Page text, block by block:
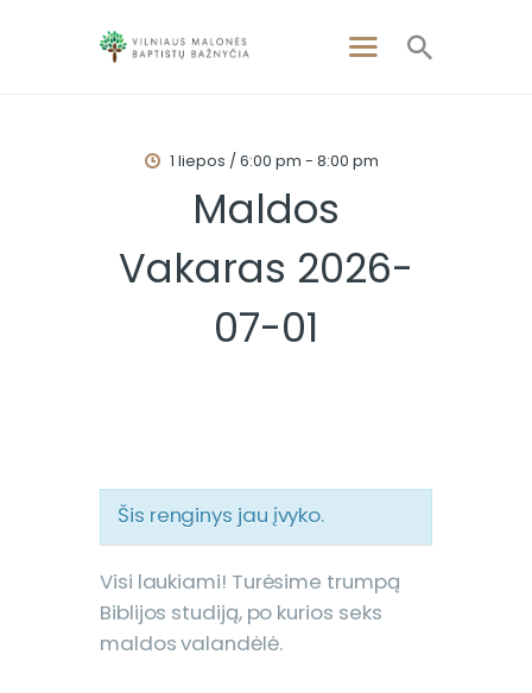
1 liepos / 6:00 pm - 8:00 pm
Maldos
Vakaras 2026-
07-01
PAGRINDINIS
APIE MUS
APSILANKYKITE
Šis renginys jau įvyko.
Visi laukiami! Turėsime trumpą
Biblijos studiją, po kurios seks
maldos valandėlė.